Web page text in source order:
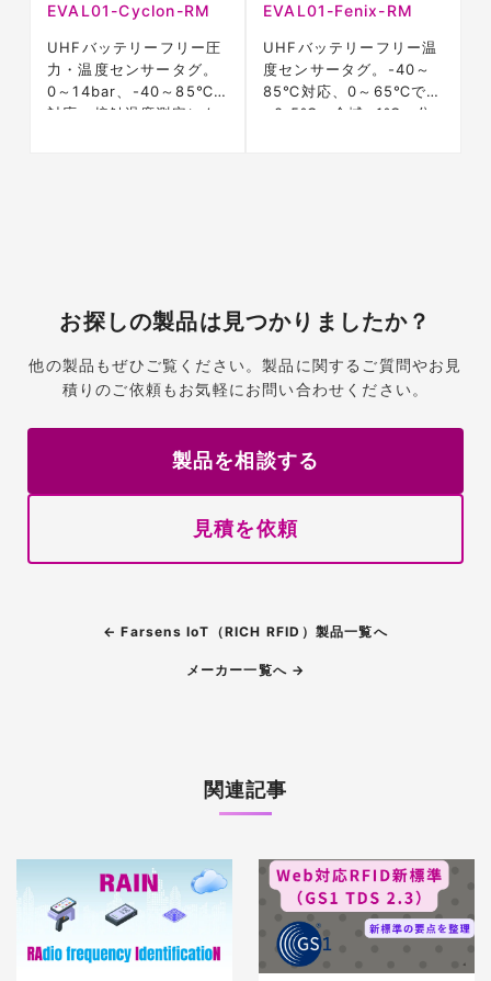
EVAL01-Cyclon-RM
UHFバッテリーフリー圧
力・温度センサータグ。
0～14bar、-40～85℃
対応、接触温度測定にも
EVAL01-Fenix-RM
UHFバッテリーフリー温
度センサータグ。-40～
85℃対応、0～65℃で
±0.5℃・全域±1℃、分
お探しの製品は見つかりましたか？
他の製品もぜひご覧ください。製品に関するご質問やお見
積りのご依頼もお気軽にお問い合わせください。
製品を相談する
見積を依頼
← Farsens IoT（RICH RFID）製品一覧へ
メーカー一覧へ →
関連記事